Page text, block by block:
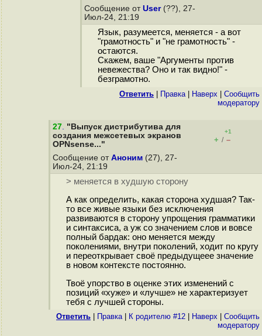
Сообщение от User(??), 27-
Июл-24, 21:19
Язык, разумеется, меняется - а вот
"грамотность" и "не грамотность" -
остаются.
Скажем, ваше "Аргументы против
невежества? Оно и так видно!" -
безграмотно.
Ответить Правка| Наверх
Cообщить
модератору
27. "Выпуск дистрибутива для
создания межсетевых экранов
OPNsense..."
+1
+ / –
Сообщение от Аноним (27), 27-
Июл-24, 21:19
> меняется в худшую сторону
А как определить, какая сторона худшая? Так-
то все живые языки без исключения
развиваются в сторону упрощения грамматики
и синтаксиса, а уж со значением слов и вовсе
полный бардак: оно меняется между
поколениями, внутри поколений, ходит по кругу
и переоткрывает своё предыдущеее значение
в новом контексте постоянно.
Твоё упорство в оценке этих изменений с
позиций «хуже» и «лучше» не характеризует
тебя с лучшей стороны.
Ответить Правка| К родителю #12 Наверх
Cообщить
модератору